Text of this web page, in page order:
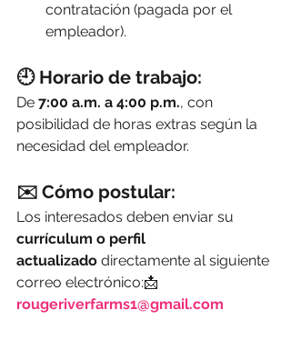
contratación (pagada por el
empleador).
🕘 Horario de trabajo:
De 7:00 a.m. a 4:00 p.m., con
posibilidad de horas extras según la
necesidad del empleador.
✉️ Cómo postular:
Los interesados deben enviar su
currículum o perfil
actualizado directamente al siguiente
correo electrónico:📩
rougeriverfarms1@gmail.com